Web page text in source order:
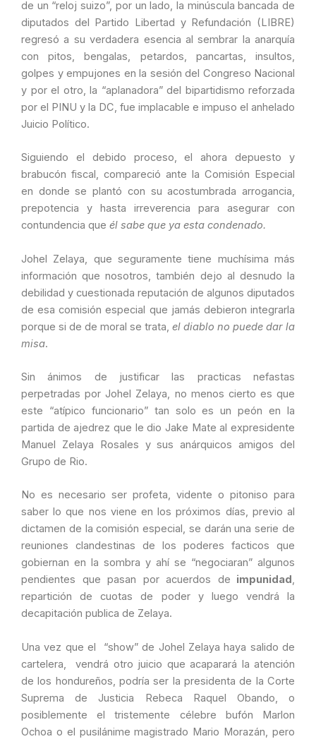
de un “reloj suizo”, por un lado, la minúscula bancada de
diputados del Partido Libertad y Refundación (LIBRE)
regresó a su verdadera esencia al sembrar la anarquía
con pitos, bengalas, petardos, pancartas, insultos,
golpes y empujones en la sesión del Congreso Nacional
y por el otro, la “aplanadora” del bipartidismo reforzada
por el PINU y la DC, fue implacable e impuso el anhelado
Juicio Político.
Siguiendo el debido proceso, el ahora depuesto y
brabucón fiscal, compareció ante la Comisión Especial
en donde se plantó con su acostumbrada arrogancia,
prepotencia y hasta irreverencia para asegurar con
contundencia que él sabe que ya esta condenado.
Johel Zelaya, que seguramente tiene muchísima más
información que nosotros, también dejo al desnudo la
debilidad y cuestionada reputación de algunos diputados
de esa comisión especial que jamás debieron integrarla
porque si de de moral se trata, el diablo no puede dar la
misa.
Sin ánimos de justificar las practicas nefastas
perpetradas por Johel Zelaya, no menos cierto es que
este “atípico funcionario” tan solo es un peón en la
partida de ajedrez que le dio Jake Mate al expresidente
Manuel Zelaya Rosales y sus anárquicos amigos del
Grupo de Rio.
No es necesario ser profeta, vidente o pitoniso para
saber lo que nos viene en los próximos días, previo al
dictamen de la comisión especial, se darán una serie de
reuniones clandestinas de los poderes facticos que
gobiernan en la sombra y ahí se “negociaran” algunos
pendientes que pasan por acuerdos de impunidad ,
repartición de cuotas de poder y luego vendrá la
decapitación publica de Zelaya.
Una vez que el “show” de Johel Zelaya haya salido de
cartelera, vendrá otro juicio que acaparará la atención
de los hondureños, podría ser la presidenta de la Corte
Suprema de Justicia Rebeca Raquel Obando, o
posiblemente el tristemente célebre bufón Marlon
Ochoa o el pusilánime magistrado Mario Morazán, pero